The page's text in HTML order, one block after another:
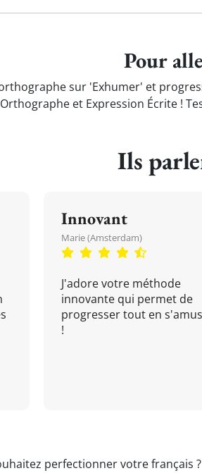
Pour
sur 'Exhumer' et
et Expression Écrite !
Ils
Innovant
Marie (Amsterdam)
J'adore votre méthode
innovante qui permet de
progresser tout en
!
perfectionner votre français ?